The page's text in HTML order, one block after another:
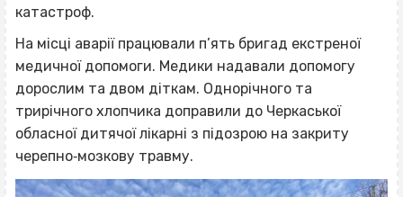
катастроф.
На місці аварії працювали п’ять бригад екстреної
медичної допомоги. Медики надавали допомогу
дорослим та двом діткам. Однорічного та
трирічного хлопчика доправили до Черкаської
обласної дитячої лікарні з підозрою на закриту
черепно‐мозкову травму.